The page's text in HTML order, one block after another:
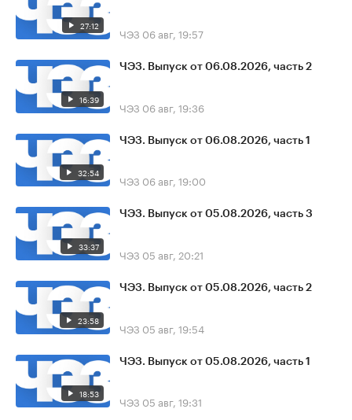
27:12 ЧЭЗ 06 авг, 19:57
16:39
ЧЭЗ. Выпуск от 06.08.2026, часть 2
ЧЭЗ 06 авг, 19:36
32:54
ЧЭЗ. Выпуск от 06.08.2026, часть 1
ЧЭЗ 06 авг, 19:00
33:37
ЧЭЗ. Выпуск от 05.08.2026, часть 3
ЧЭЗ 05 авг, 20:21
23:58
ЧЭЗ. Выпуск от 05.08.2026, часть 2
ЧЭЗ 05 авг, 19:54
18:53
ЧЭЗ. Выпуск от 05.08.2026, часть 1
ЧЭЗ 05 авг, 19:31